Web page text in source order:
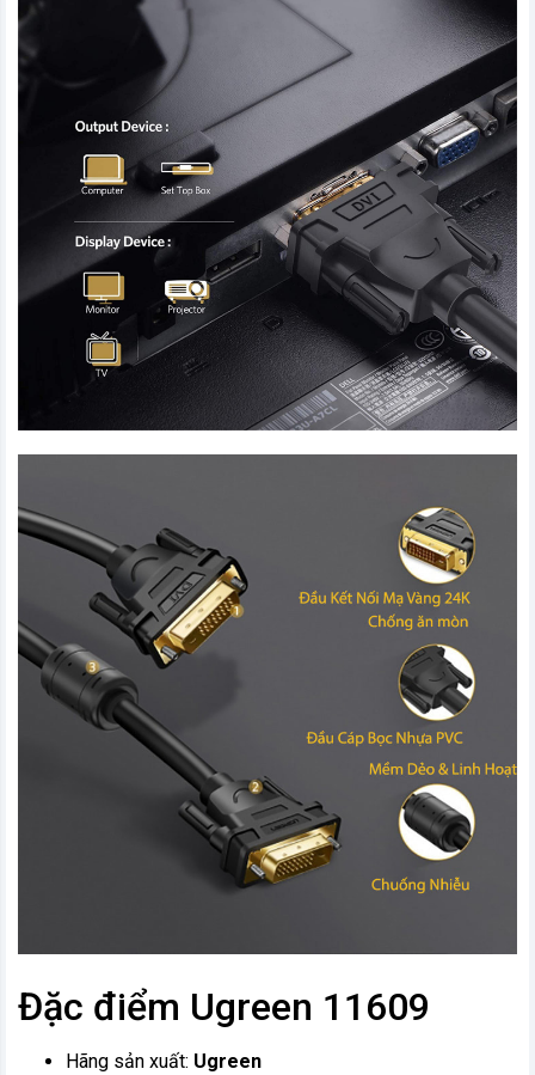
Đặc điểm Ugreen 11609
Hãng sản xuất: Ugreen